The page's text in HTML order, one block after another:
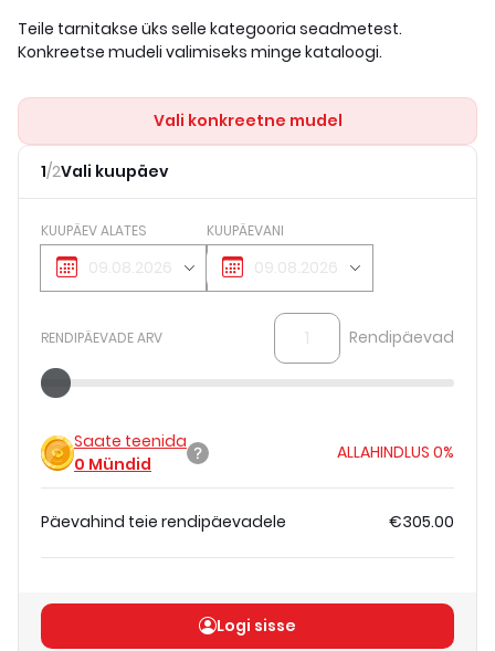
Teile tarnitakse üks selle kategooria seadmetest.
Konkreetse mudeli valimiseks minge kataloogi.
Vali konkreetne mudel
1/2Vali kuupäev
KUUPÄEV ALATES KUUPÄEVANI
RENDIPÄEVADE ARV Rendipäevad
Saate teenida
0 Mündid
ALLAHINDLUS 0%
Päevahind teie rendipäevadele €305.00
Logi sisse